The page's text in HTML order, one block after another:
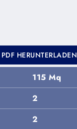
PDF HERUNTERLADEN
115 Mq
2
2